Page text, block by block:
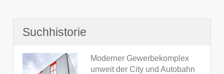
Suchhistorie
Moderner Gewerbekomplex
unweit der City und Autobahn